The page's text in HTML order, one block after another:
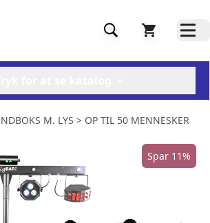
M. LYS > OP TIL 50 MENNESKER
Spar 11%